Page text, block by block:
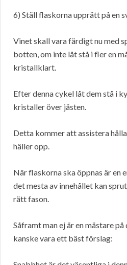
6) Ställ flaskorna upprätt på en
Vinet skall vara färdigt nu med
botten, om inte låt stå i fler en
kristallklart.
Efter denna cykel låt dem stå i
kristaller över jästen.
Detta kommer att assistera
häller opp.
När flaskorna ska öppnas är en
det mesta av innehållet kan
rätt fason.
Såframt man ej är en mästare
kanske vara ett bäst förslag: